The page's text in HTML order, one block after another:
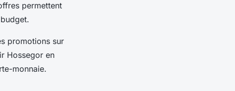
permettent
promotions sur
Hossegor en
monnaie.